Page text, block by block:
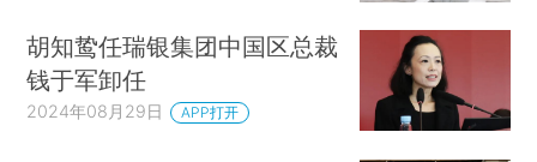
胡知鸷任瑞银集团中国区总裁
钱于军卸任
2024年08月29日 APP打开